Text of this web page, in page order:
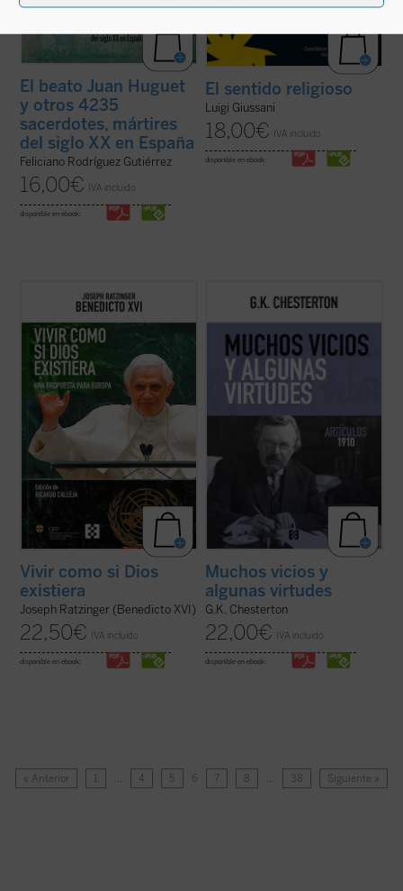
El beato Juan Huguet
y otros 4235
sacerdotes, mártires
del siglo XX en España
Feliciano Rodríguez Gutiérrez
16,00€ IVA incluido
disponible en ebook:
El sentido religioso
Luigi Giussani
18,00€ IVA incluido
disponible en ebook:
El propósito de este libro no es otro que
, tomando en serio lo que
tradición intelectual. Reúne textos de
Joseph Ratzinger/Benedicto XVI en torno a
un hilo conductor: su gran ...
(ver ficha)
Vivir como si Dios
existiera
Joseph Ratzinger (Benedicto XVI)
22,50€ IVA incluido
disponible en ebook:
Presentamos el quinto volumen de la serie
en el que encontraremos nuevamente todo
1910 se nos presentan quizá más variados
y combativos que otros años aunque ...(ver
ficha)
Muchos vicios y
algunas virtudes
G.K. Chesterton
22,00€ IVA incluido
disponible en ebook:
« Anterior 1 … 4 5 6 7 8 … 38 Siguiente »